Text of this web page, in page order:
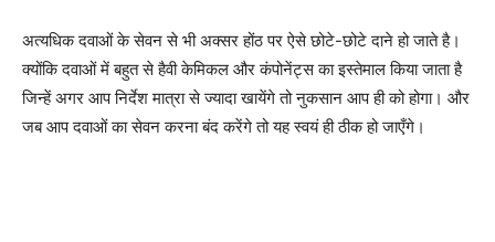
अत्यधिक दवाओं के सेवन से भी अक्सर होंठ पर ऐसे छोटे-छोटे दाने हो जाते है।
क्योंकि दवाओं में बहुत से हैवी केमिकल और कंपोनेंट्स का इस्तेमाल किया जाता है
जिन्हें अगर आप निर्देश मात्रा से ज्यादा खायेंगे तो नुकसान आप ही को होगा। और
जब आप दवाओं का सेवन करना बंद करेंगे तो यह स्वयं ही ठीक हो जाएँगे।